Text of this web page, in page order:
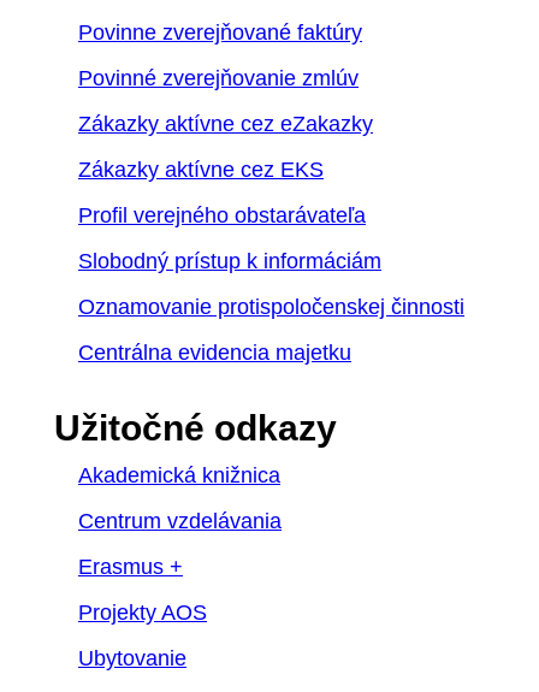
Povinne zverejňované faktúry
Povinné zverejňovanie zmlúv
Zákazky aktívne cez eZakazky
Zákazky aktívne cez EKS
Profil verejného obstarávateľa
Slobodný prístup k informáciám
Oznamovanie protispoločenskej činnosti
Centrálna evidencia majetku
Užitočné odkazy
Akademická knižnica
Centrum vzdelávania
Erasmus +
Projekty AOS
Ubytovanie